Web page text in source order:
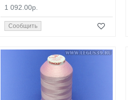
1 092.00р.
Сообщить